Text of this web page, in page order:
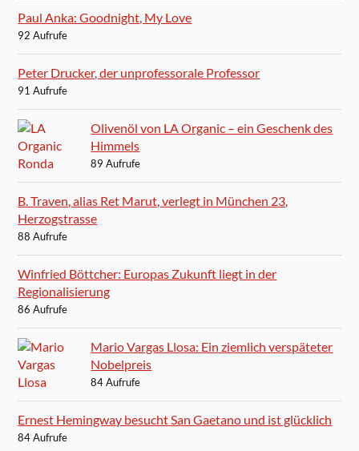
Paul Anka: Goodnight, My Love
92 Aufrufe
Peter Drucker, der unprofessorale Professor
91 Aufrufe
Olivenöl von LA Organic – ein Geschenk des
Himmels
89 Aufrufe
B. Traven, alias Ret Marut, verlegt in München 23,
Herzogstrasse
88 Aufrufe
Winfried Böttcher: Europas Zukunft liegt in der
Regionalisierung
86 Aufrufe
Mario Vargas Llosa: Ein ziemlich verspäteter
Nobelpreis
84 Aufrufe
Ernest Hemingway besucht San Gaetano und ist glücklich
84 Aufrufe